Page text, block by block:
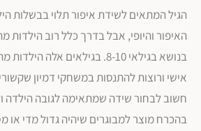
הגיל המתאים לשידת איפור תלוי בבשלות
האיפור והיופי, אבל בדרך כלל רוב הילדות
בנושא בגילאי 8-10. בגילאים אלה
אישי ורוצות להתנסות במשחקי דמיון
חשוב לבחור שידה שמתאימה לגובה הילדה
בהכרח מוצר למבוגרים שיהיה גדול מדי או